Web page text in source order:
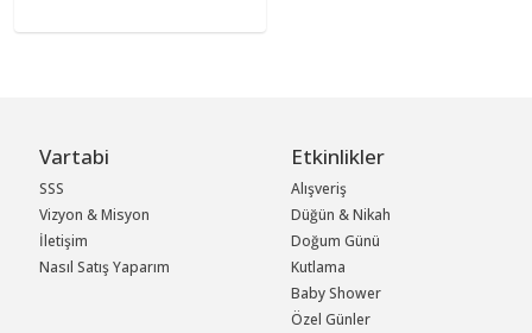
Vartabi
SSS
Vizyon & Misyon
İletişim
Nasıl Satış Yaparım
Etkinlikler
Alışveriş
Düğün & Nikah
Doğum Günü
Kutlama
Baby Shower
Özel Günler